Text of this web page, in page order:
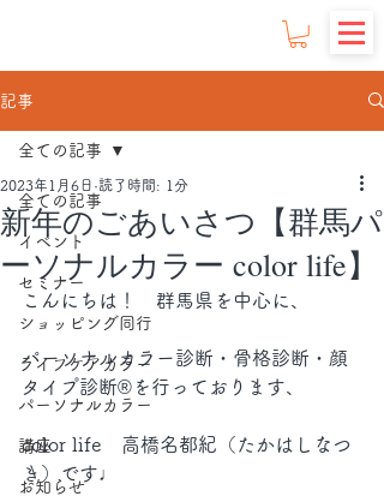
記事
全ての記事
イベント
セミナー
ショッピング同行
ライフケアカラー
パーソナルカラー
講座
お知らせ
全ての記事
新年のごあいさつ【群馬パ
ーソナルカラー color life】
2023年1月6日 読了時間: 1分
こんにちは！　群馬県を中心に、
パーソナルカラー診断・骨格診断・顔
タイプ診断®︎を行っております、
color life　高橋名都紀（たかはしなつ
き）です♩